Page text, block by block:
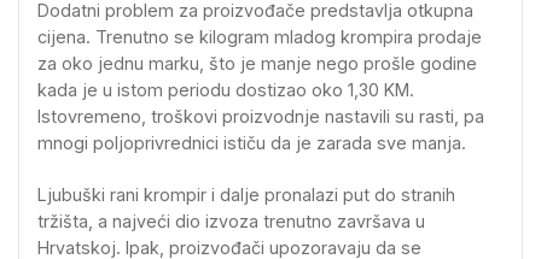
Dodatni problem za proizvođače predstavlja otkupna
cijena. Trenutno se kilogram mladog krompira prodaje
za oko jednu marku, što je manje nego prošle godine
kada je u istom periodu dostizao oko 1,30 KM.
Istovremeno, troškovi proizvodnje nastavili su rasti, pa
mnogi poljoprivrednici ističu da je zarada sve manja.
Ljubuški rani krompir i dalje pronalazi put do stranih
tržišta, a najveći dio izvoza trenutno završava u
Hrvatskoj. Ipak, proizvođači upozoravaju da se